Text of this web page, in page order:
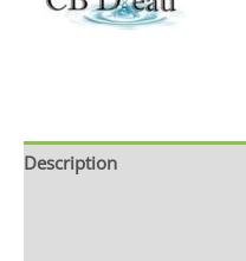
Description